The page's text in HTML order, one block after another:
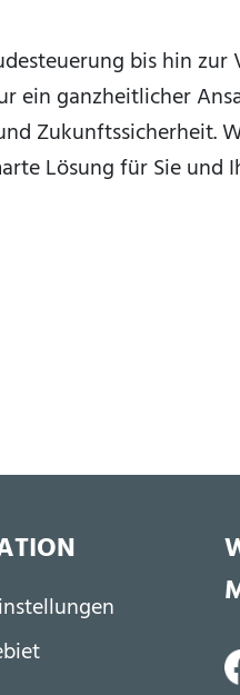
bis hin
ein ganzheitlicher
Zukunftssicherheit.
Lösung für Sie